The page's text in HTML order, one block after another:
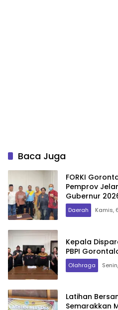
Baca Juga
FORKI
Pemprov
Gubernur
Daerah Kamis,
Kepala
PBPI
Olahraga
Latihan
Semarakkan